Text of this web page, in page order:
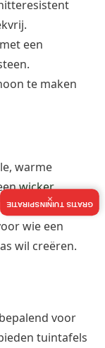
een
te maken
warme
wicker
licht in
wie een
wil creëren.
voor
tuintafels
GRATIS TUININSPIRATIE
×